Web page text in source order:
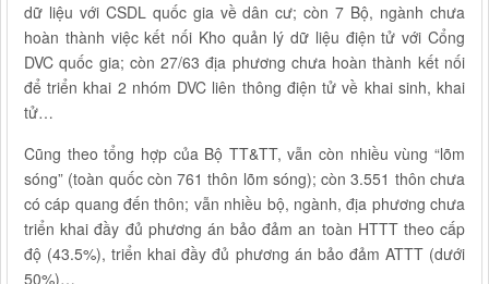
dữ liệu với CSDL quốc gia về dân cư; còn 7 Bộ, ngành chưa
hoàn thành việc kết nối Kho quản lý dữ liệu điện tử với Cổng
DVC quốc gia; còn 27/63 địa phương chưa hoàn thành kết nối
để triển khai 2 nhóm DVC liên thông điện tử về khai sinh, khai
tử…
Cũng theo tổng hợp của Bộ TT&TT, vẫn còn nhiều vùng “lõm
sóng” (toàn quốc còn 761 thôn lõm sóng); còn 3.551 thôn chưa
có cáp quang đến thôn; vẫn nhiều bộ, ngành, địa phương chưa
triển khai đầy đủ phương án bảo đảm an toàn HTTT theo cấp
độ (43.5%), triển khai đầy đủ phương án bảo đảm ATTT (dưới
50%)…